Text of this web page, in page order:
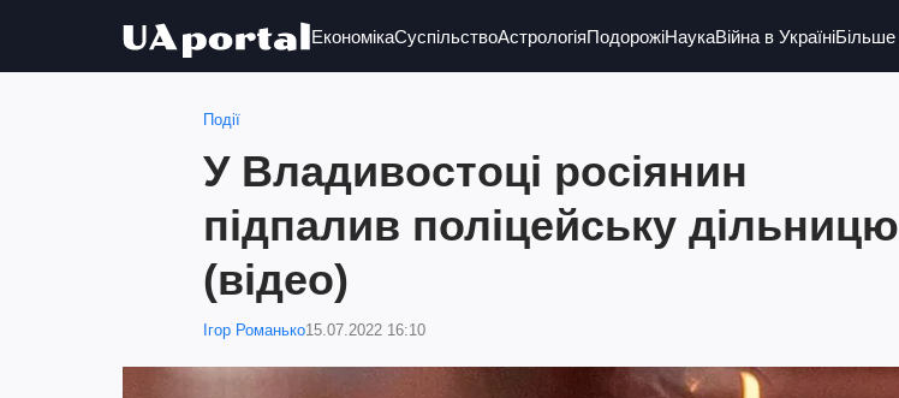
ЕкономікаСуспільствоАстрологіяПодорожіНаукаВійна в УкраїніБільше
Події
У Владивостоці росіянин
підпалив поліцейську дільницю
(відео)
Ігор Романько15.07.2022 16:10